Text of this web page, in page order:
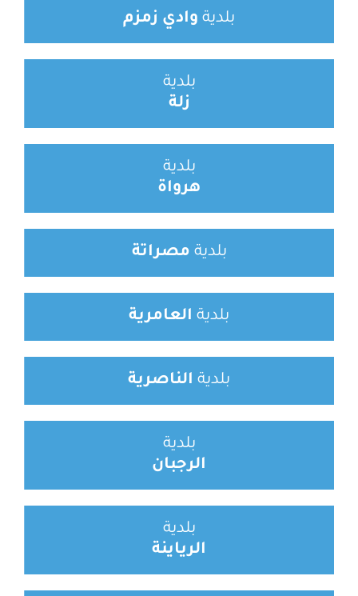
بلدية وادي زمزم
بلدية
زلة
بلدية
هرواة
بلدية مصراتة
بلدية العامرية
بلدية الناصرية
بلدية
الرجبان
بلدية
الرياينة